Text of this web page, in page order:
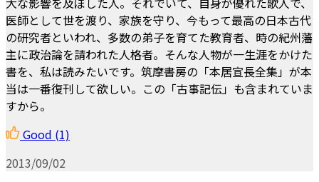
医師として世を渡り、家族を守り、今もって最高の日本古代
の研究者といわれ、多数の弟子を育てた教育者、時の紀州藩
主に政治論を請われた人格者。そんな人物が一生涯をかけた
書を、私は読みたいです。筑摩書房の「本居宣長全集」が本
当は一番復刊して欲しい。この「古事記伝」も含まれていま
すから。
Good (1)
2013/09/02